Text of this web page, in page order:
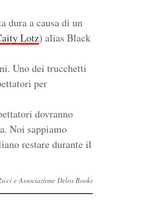
dura a causa di un
Lotz) alias Black
Uno dei trucchetti
per
dovranno
Noi sappiamo
restare durante il
e Associazione Delos Books